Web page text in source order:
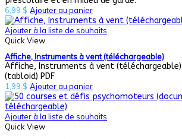
6,99 $ Ajouter au panier
Ajouter à la liste de souhaits
Quick View
Affiche, Instruments à vent (téléchargeable)
Affiche, Instruments à vent (téléchargeable)
(tabloid) PDF
1,99 $ Ajouter au panier
Ajouter à la liste de souhaits
Quick View